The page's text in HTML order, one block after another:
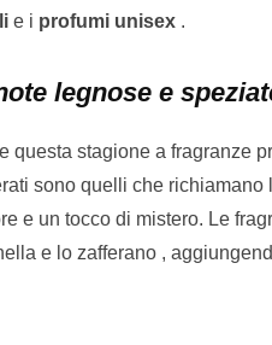
e i profumi unisex .
legnose e
stagione a fragranze
sono quelli che richiamano
e un tocco di mistero. Le
e lo zafferano ,